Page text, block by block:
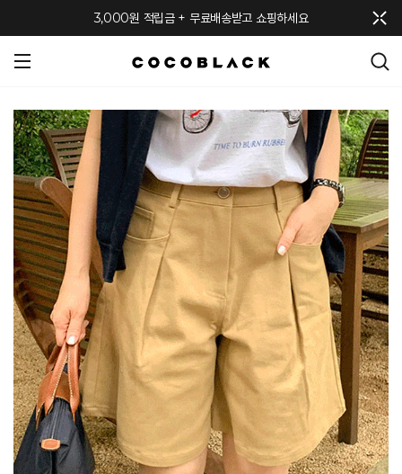
3,000원 적립금 + 무료배송받고 쇼핑하세요